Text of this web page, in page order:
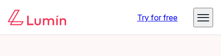
Try for free